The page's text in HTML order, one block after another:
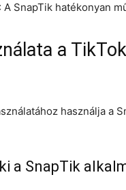
: A SnapTik hatékonyan
a
használja a
a SnapTik